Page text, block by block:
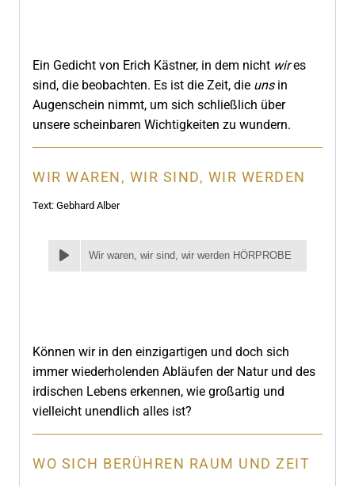
Ein Gedicht von Erich Kästner, in dem nicht wires
sind, die beobachten. Es ist die Zeit, die unsin
Augenschein nimmt, um sich schließlich über
unsere scheinbaren Wichtigkeiten zu wundern.
WIR WAREN, WIR SIND, WIR WERDEN
Text: Gebhard Alber
Wir waren, wir sind, wir werden HÖRPROBE
Können wir in den einzigartigen und doch sich
immer wiederholenden Abläufen der Natur und des
irdischen Lebens erkennen, wie großartig und
vielleicht unendlich alles ist?
WO SICH BERÜHREN RAUM UND ZEIT